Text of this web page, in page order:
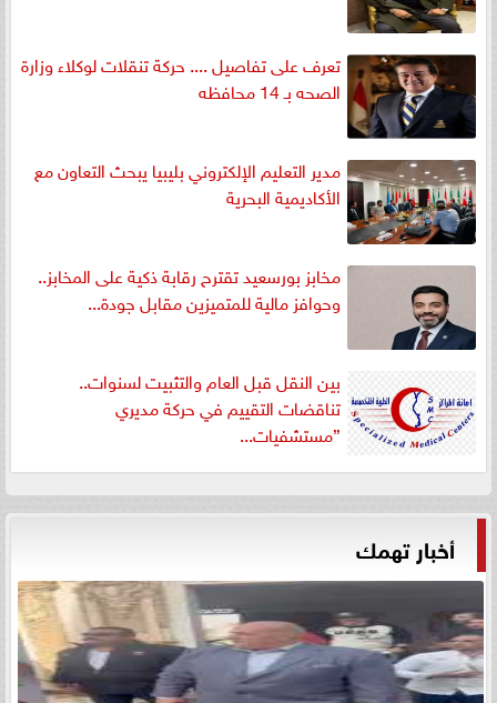
تعرف على تفاصيل .... حركة تنقلات لوكلاء وزارة
الصحه بـ 14 محافظه
مدير التعليم الإلكتروني بليبيا يبحث التعاون مع
الأكاديمية البحرية
مخابز بورسعيد تقترح رقابة ذكية على المخابز..
وحوافز مالية للمتميزين مقابل جودة...
بين النقل قبل العام والتثبيت لسنوات..
تناقضات التقييم في حركة مديري
”مستشفيات...
أخبار تهمك